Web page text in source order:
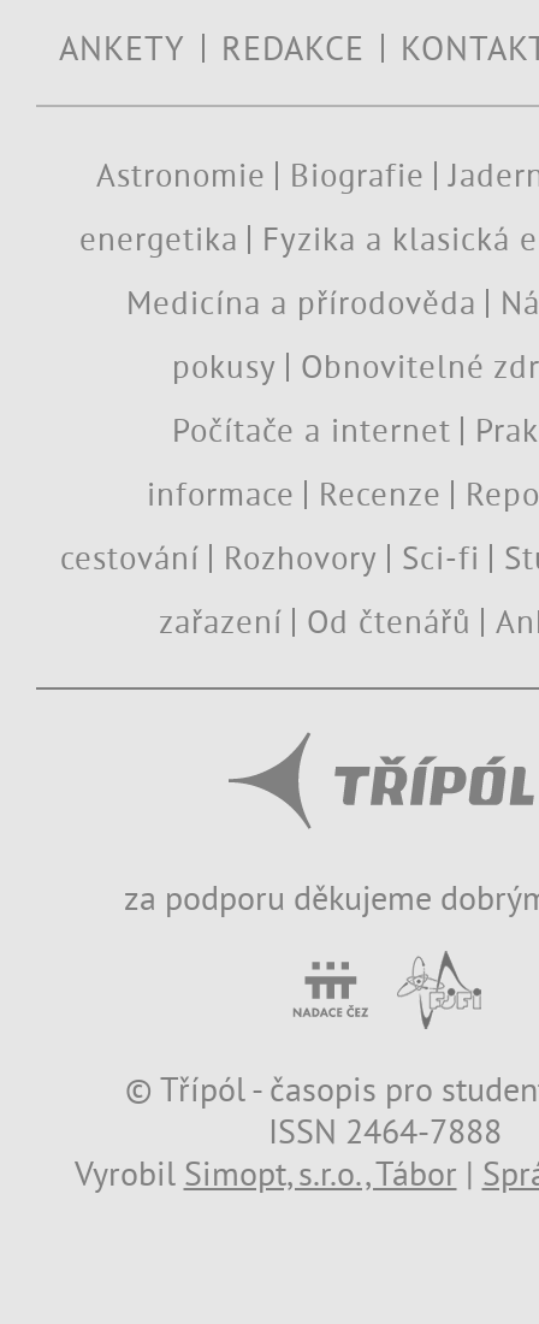
ANKETY
REDAKCE
Astronomie Biografie
energetika
Fyzika a klasická
Medicína a přírodověda
pokusy
Obnovitelné
Počítače a internet
informace
Recenze
cestování
Rozhovory Sci-fi
zařazení
Od čtenářů
za podporu děkujeme
© Třípól - časopis pro
ISSN 2464-7888
Vyrobil Simopt, s.r.o., Tábor |